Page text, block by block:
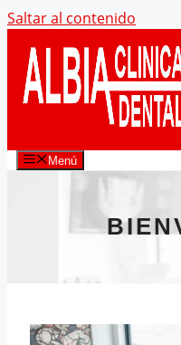
Saltar al contenido
Menú